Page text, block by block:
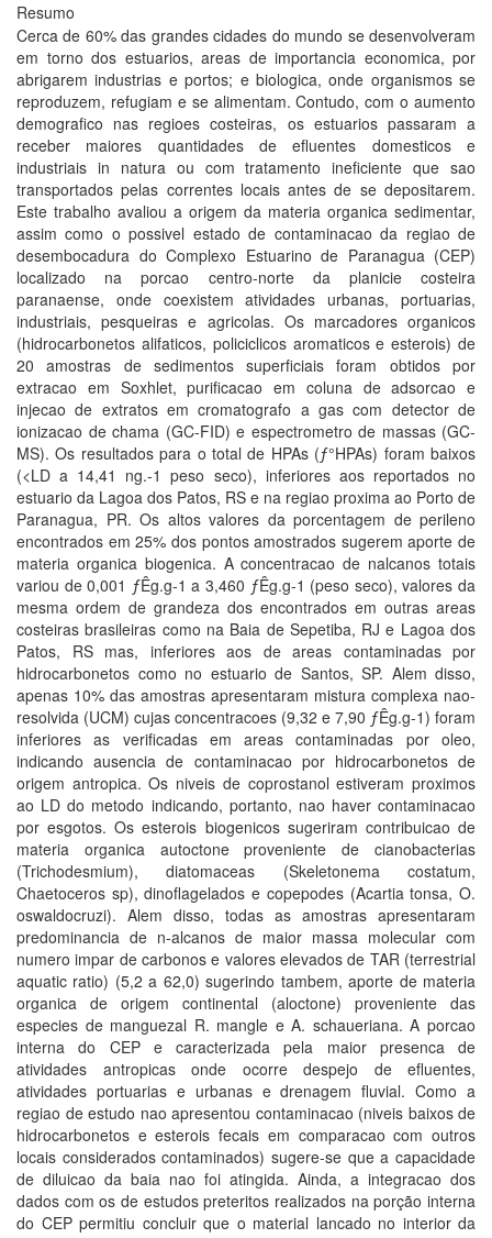
Resumo
Cerca de 60% das grandes cidades do mundo se desenvolveram
em torno dos estuarios, areas de importancia economica, por
abrigarem industrias e portos; e biologica, onde organismos se
reproduzem, refugiam e se alimentam. Contudo, com o aumento
demografico nas regioes costeiras, os estuarios passaram a
receber maiores quantidades de efluentes domesticos e
industriais in natura ou com tratamento ineficiente que sao
transportados pelas correntes locais antes de se depositarem.
Este trabalho avaliou a origem da materia organica sedimentar,
assim como o possivel estado de contaminacao da regiao de
desembocadura do Complexo Estuarino de Paranagua (CEP)
localizado na porcao centro-norte da planicie costeira
paranaense, onde coexistem atividades urbanas, portuarias,
industriais, pesqueiras e agricolas. Os marcadores organicos
(hidrocarbonetos alifaticos, policiclicos aromaticos e esterois) de
20 amostras de sedimentos superficiais foram obtidos por
extracao em Soxhlet, purificacao em coluna de adsorcao e
injecao de extratos em cromatografo a gas com detector de
ionizacao de chama (GC-FID) e espectrometro de massas (GC-
MS). Os resultados para o total de HPAs (ƒ°HPAs) foram baixos
(<LD a 14,41 ng.-1 peso seco), inferiores aos reportados no
estuario da Lagoa dos Patos, RS e na regiao proxima ao Porto de
Paranagua, PR. Os altos valores da porcentagem de perileno
encontrados em 25% dos pontos amostrados sugerem aporte de
materia organica biogenica. A concentracao de nalcanos totais
variou de 0,001 ƒÊg.g-1 a 3,460 ƒÊg.g-1 (peso seco), valores da
mesma ordem de grandeza dos encontrados em outras areas
costeiras brasileiras como na Baia de Sepetiba, RJ e Lagoa dos
Patos, RS mas, inferiores aos de areas contaminadas por
hidrocarbonetos como no estuario de Santos, SP. Alem disso,
apenas 10% das amostras apresentaram mistura complexa nao-
resolvida (UCM) cujas concentracoes (9,32 e 7,90 ƒÊg.g-1) foram
inferiores as verificadas em areas contaminadas por oleo,
indicando ausencia de contaminacao por hidrocarbonetos de
origem antropica. Os niveis de coprostanol estiveram proximos
ao LD do metodo indicando, portanto, nao haver contaminacao
por esgotos. Os esterois biogenicos sugeriram contribuicao de
materia organica autoctone proveniente de cianobacterias
(Trichodesmium), diatomaceas (Skeletonema costatum,
Chaetoceros sp), dinoflagelados e copepodes (Acartia tonsa, O.
oswaldocruzi). Alem disso, todas as amostras apresentaram
predominancia de n-alcanos de maior massa molecular com
numero impar de carbonos e valores elevados de TAR (terrestrial
aquatic ratio) (5,2 a 62,0) sugerindo tambem, aporte de materia
organica de origem continental (aloctone) proveniente das
especies de manguezal R. mangle e A. schaueriana. A porcao
interna do CEP e caracterizada pela maior presenca de
atividades antropicas onde ocorre despejo de efluentes,
atividades portuarias e urbanas e drenagem fluvial. Como a
regiao de estudo nao apresentou contaminacao (niveis baixos de
hidrocarbonetos e esterois fecais em comparacao com outros
locais considerados contaminados) sugere-se que a capacidade
de diluicao da baia nao foi atingida. Ainda, a integracao dos
dados com os de estudos preteritos realizados na porção interna
do CEP permitiu concluir que o material lancado no interior da